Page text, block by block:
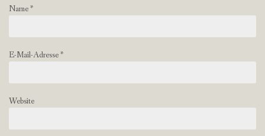
Name*
E-Mail-Adresse*
Website